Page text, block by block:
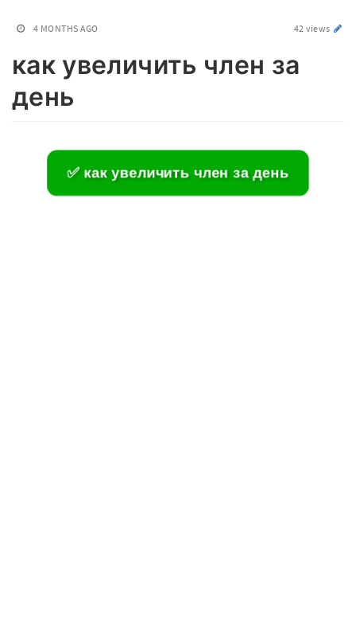
4 MONTHS AGO 42 views
как увеличить член за
день
✅ как увеличить член за день